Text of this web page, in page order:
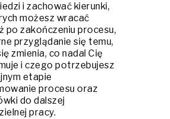
i zachować kierunki,
możesz wracać
po zakończeniu procesu,
przyglądanie się temu,
zmienia, co nadal Cię
i czego potrzebujesz
etapie
procesu oraz
do dalszej
pracy.